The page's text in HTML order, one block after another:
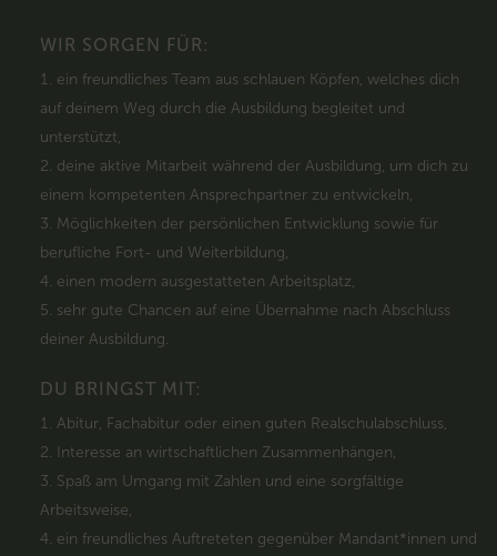
WIR SORGEN FÜR:
ein freundliches Team aus schlauen Köpfen, welches dich
auf deinem Weg durch die Ausbildung begleitet und
unterstützt,
deine aktive Mitarbeit während der Ausbildung, um dich zu
einem kompetenten Ansprechpartner zu entwickeln,
Möglichkeiten der persönlichen Entwicklung sowie für
berufliche Fort- und Weiterbildung,
einen modern ausgestatteten Arbeitsplatz,
sehr gute Chancen auf eine Übernahme nach Abschluss
deiner Ausbildung.
DU BRINGST MIT:
Abitur, Fachabitur oder einen guten Realschulabschluss,
Interesse an wirtschaftlichen Zusammenhängen,
Spaß am Umgang mit Zahlen und eine sorgfältige
Arbeitsweise,
ein freundliches Auftreteten gegenüber Mandant*innen und